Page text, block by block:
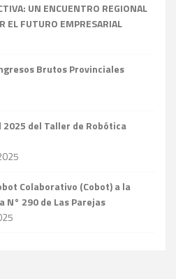
UN ENCUENTRO REGIONAL
EL FUTURO EMPRESARIAL
Brutos Provinciales
2025 del Taller de Robótica
Colaborativo (Cobot) a la
N° 290 de Las Parejas